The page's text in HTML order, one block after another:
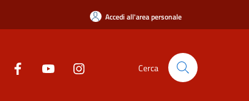
Accedi all'area personale
Cerca